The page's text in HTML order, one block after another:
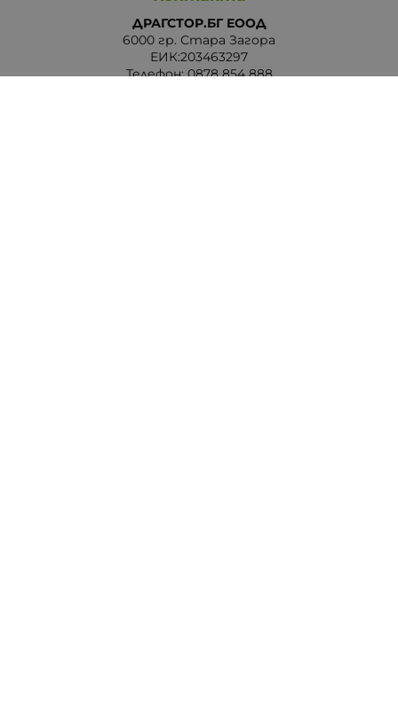
ДРАГСТОР.БГ ЕООД
6000 гр. Стара Загора
ЕИК:203463297
Телефон:0878 854 888